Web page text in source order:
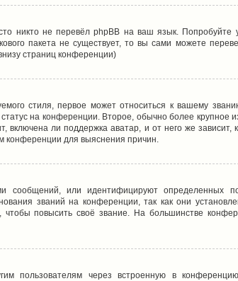
никто не перевёл phpBB на ваш язык. Попробуйте
пакета не существует, то вы сами можете
страниц конференции)
стиля, первое может относиться к вашему
на конференции. Второе, обычно более крупное
ли поддержка аватар, и от него же зависит,
конференции для выяснения причин.
или идентифицируют определенных
званий на конференции, так как они
повысить своё звание. На большинстве
пользователям через встроенную в